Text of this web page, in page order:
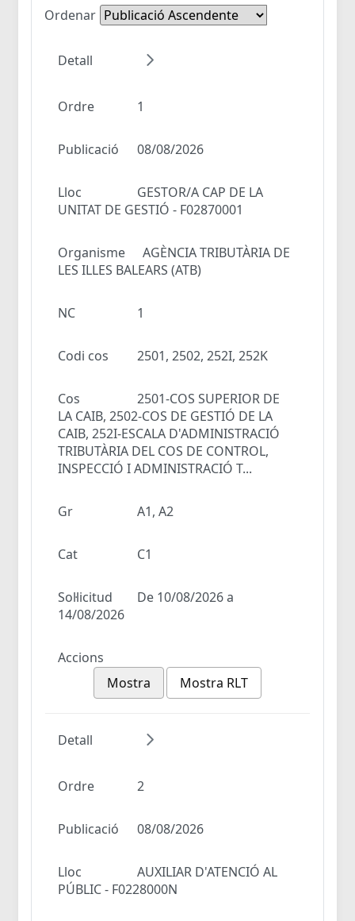
Ordenar
Detall
Ordre 1
Publicació 08/08/2026
Lloc
GESTOR/A CAP DE LA
UNITAT DE GESTIÓ - F02870001
Organisme
AGÈNCIA TRIBUTÀRIA DE
LES ILLES BALEARS (ATB)
NC 1
Codi cos 2501, 2502, 252I, 252K
Cos
2501-COS SUPERIOR DE
LA CAIB, 2502-COS DE GESTIÓ DE LA
CAIB, 252I-ESCALA D'ADMINISTRACIÓ
TRIBUTÀRIA DEL COS DE CONTROL,
INSPECCIÓ I ADMINISTRACIÓ T...
Gr A1, A2
Cat C1
Sol·licitud
De 10/08/2026 a
14/08/2026
Accions
Mostra
Mostra RLT
Detall
Ordre 2
Publicació 08/08/2026
Lloc
AUXILIAR D'ATENCIÓ AL
PÚBLIC - F0228000N